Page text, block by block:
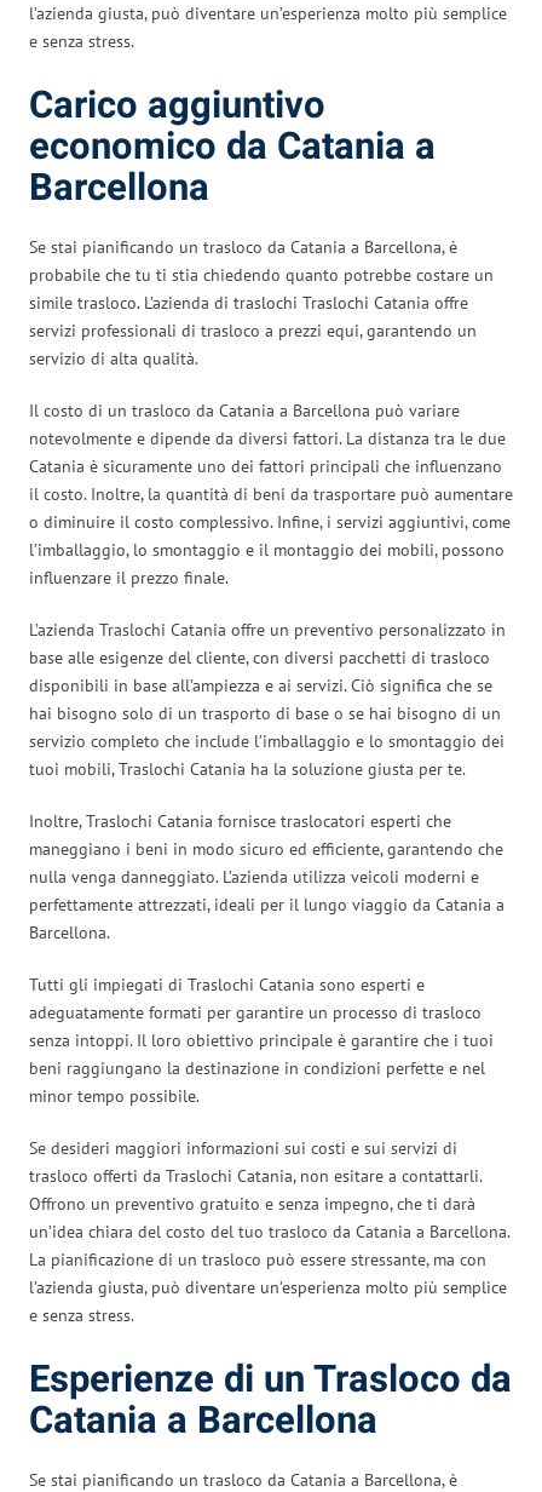
l’azienda giusta, può diventare un’esperienza molto più semplice
e senza stress.
Carico aggiuntivo
economico da Catania a
Barcellona
Se stai pianificando un trasloco da Catania a Barcellona, è
probabile che tu ti stia chiedendo quanto potrebbe costare un
simile trasloco. L’azienda di traslochi Traslochi Catania offre
servizi professionali di trasloco a prezzi equi, garantendo un
servizio di alta qualità.
Il costo di un trasloco da Catania a Barcellona può variare
notevolmente e dipende da diversi fattori. La distanza tra le due
Catania è sicuramente uno dei fattori principali che influenzano
il costo. Inoltre, la quantità di beni da trasportare può aumentare
o diminuire il costo complessivo. Infine, i servizi aggiuntivi, come
l’imballaggio, lo smontaggio e il montaggio dei mobili, possono
influenzare il prezzo finale.
L’azienda Traslochi Catania offre un preventivo personalizzato in
base alle esigenze del cliente, con diversi pacchetti di trasloco
disponibili in base all’ampiezza e ai servizi. Ciò significa che se
hai bisogno solo di un trasporto di base o se hai bisogno di un
servizio completo che include l’imballaggio e lo smontaggio dei
tuoi mobili, Traslochi Catania ha la soluzione giusta per te.
Inoltre, Traslochi Catania fornisce traslocatori esperti che
maneggiano i beni in modo sicuro ed efficiente, garantendo che
nulla venga danneggiato. L’azienda utilizza veicoli moderni e
perfettamente attrezzati, ideali per il lungo viaggio da Catania a
Barcellona.
Tutti gli impiegati di Traslochi Catania sono esperti e
adeguatamente formati per garantire un processo di trasloco
senza intoppi. Il loro obiettivo principale è garantire che i tuoi
beni raggiungano la destinazione in condizioni perfette e nel
minor tempo possibile.
Se desideri maggiori informazioni sui costi e sui servizi di
trasloco offerti da Traslochi Catania, non esitare a contattarli.
Offrono un preventivo gratuito e senza impegno, che ti darà
un’idea chiara del costo del tuo trasloco da Catania a Barcellona.
La pianificazione di un trasloco può essere stressante, ma con
l’azienda giusta, può diventare un’esperienza molto più semplice
e senza stress.
Esperienze di un Trasloco da
Catania a Barcellona
Se stai pianificando un trasloco da Catania a Barcellona, è